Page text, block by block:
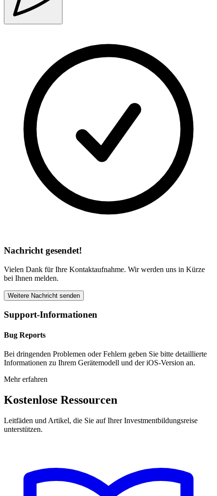
Nachricht gesendet!
Vielen Dank für Ihre Kontaktaufnahme. Wir werden uns in Kürze
bei Ihnen melden.
Weitere Nachricht senden
Support-Informationen
Bug Reports
Bei dringenden Problemen oder Fehlern geben Sie bitte detaillierte
Informationen zu Ihrem Gerätemodell und der iOS-Version an.
Mehr erfahren
Kostenlose Ressourcen
Leitfäden und Artikel, die Sie auf Ihrer Investmentbildungsreise
unterstützen.